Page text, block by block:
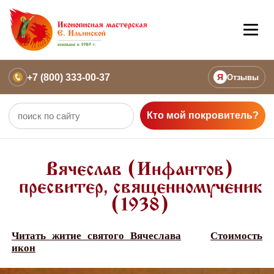
+7 (800) 333-00-37 Я Отзывы
Кто мой покровитель?
Вячеслав (Инфантов)
пресвитер, священномученик
(1938)
Читать житие святого Вячеслава
Стоимость
икон